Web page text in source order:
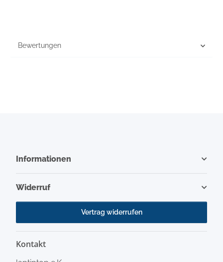
Bewertungen
Informationen
Widerruf
Vertrag widerrufen
Kontakt